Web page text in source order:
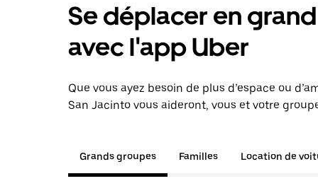
Se déplacer en
avec l'app Uber
Que vous ayez besoin de plus d’espace ou
San Jacinto vous aideront, vous et votre
Grands groupes Familles Location de